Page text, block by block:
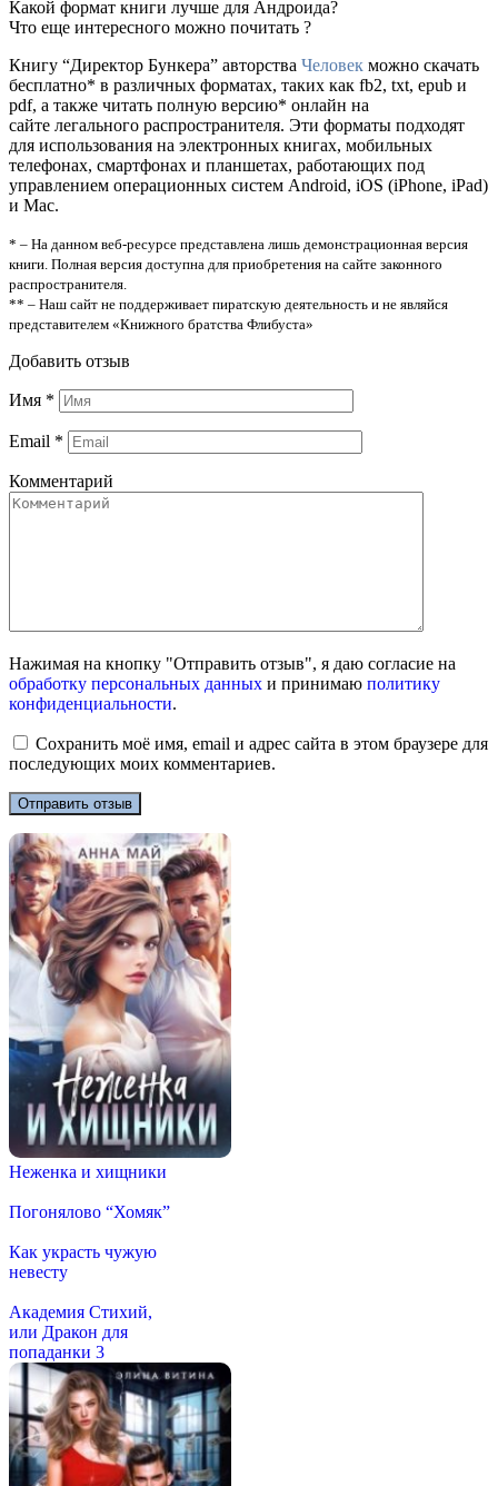
Какой формат книги лучше для Андроида?
Что еще интересного можно почитать ?
Книгу “Директор Бункера” авторства Человек можно скачать
бесплатно* в различных форматах, таких как fb2, txt, epub и
pdf, а также читать полную версию* онлайн на
сайте легального распространителя. Эти форматы подходят
для использования на электронных книгах, мобильных
телефонах, смартфонах и планшетах, работающих под
управлением операционных систем Android, iOS (iPhone, iPad)
и Mac.
* – На данном веб-ресурсе представлена лишь демонстрационная версия
книги. Полная версия доступна для приобретения на сайте законного
распространителя.
** – Наш сайт не поддерживает пиратскую деятельность и не являйся
представителем «Книжного братства Флибуста»
Добавить отзыв
Имя *
Email *
Комментарий
Нажимая на кнопку "Отправить отзыв", я даю согласие на
обработку персональных данных и принимаю политику
конфиденциальности.
Сохранить моё имя, email и адрес сайта в этом браузере для
последующих моих комментариев.
Неженка и хищники
Погонялово “Хомяк”
Как украсть чужую
невесту
Академия Стихий,
или Дракон для
попаданки 3